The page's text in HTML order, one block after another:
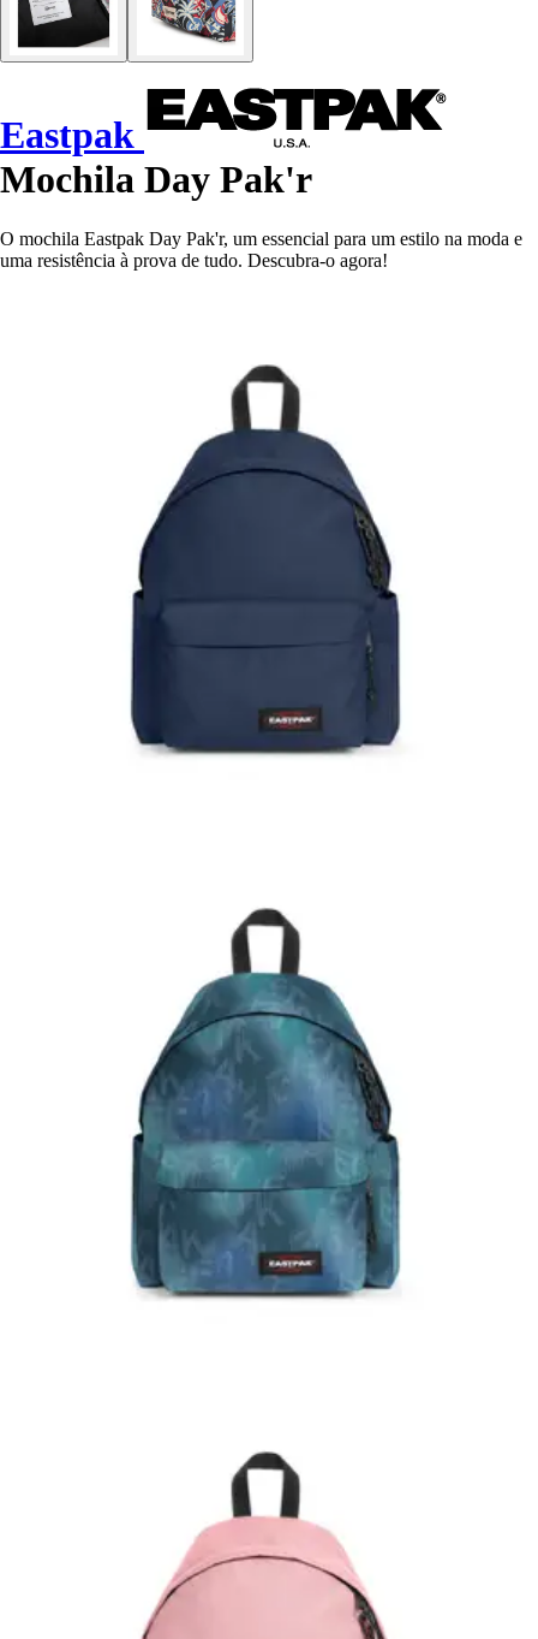
Eastpak
Mochila Day Pak'r
O mochila Eastpak Day Pak'r, um essencial para um estilo na moda e
uma resistência à prova de tudo. Descubra-o agora!